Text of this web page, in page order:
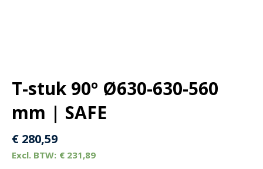
T-stuk 90º Ø630-630-560
mm | SAFE
€ 280,59
€ 231,89